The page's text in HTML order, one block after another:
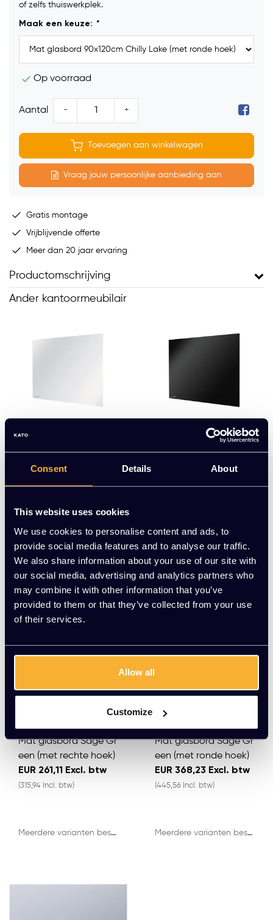
Consent Details About
This website uses cookies
We use cookies to personalise content and ads, to
provide social media features and to analyse our traffic.
We also share information about your use of our site with
our social media, advertising and analytics partners who
may combine it with other information that you’ve
provided to them or that they’ve collected from your use
of their services.
Allow all
Customize
of zelfs thuiswerkplek.
Maak een keuze: *
Op voorraad
Aantal - +
Toevoegen aan winkelwagen
Vraag jouw persoonlijke aanbieding aan
Gratis montage
Vrijblijvende offerte
Meer dan 20 jaar ervaring
Productomschrijving
Ander kantoormeubilair
(67,09 Incl. btw)
Mat glasbord Sage Gr
een (met rechte hoek)
EUR 261,11 Excl. btw
(315,94 Incl. btw)
Meerdere varianten beschikbaar
Mat glasbord Sage Gr
een (met ronde hoek)
EUR 368,23 Excl. btw
(445,56 Incl. btw)
Meerdere varianten beschikbaar